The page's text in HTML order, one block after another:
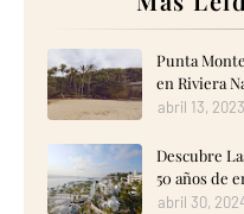
Punta
en Riviera
abril 13, 2023
Descubre
50 años de
abril 30,